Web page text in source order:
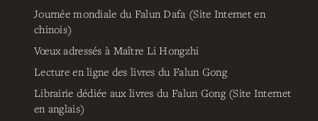
Journée mondiale du Falun Dafa (Site Internet en
chinois)
Vœux adressés à Maître Li Hongzhi
Lecture en ligne des livres du Falun Gong
Librairie dédiée aux livres du Falun Gong (Site Internet
en anglais)